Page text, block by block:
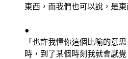
東西，而我們也可以說，是東
●
「也許我懂你這個比喻的意
時，到了某個時刻我就會感